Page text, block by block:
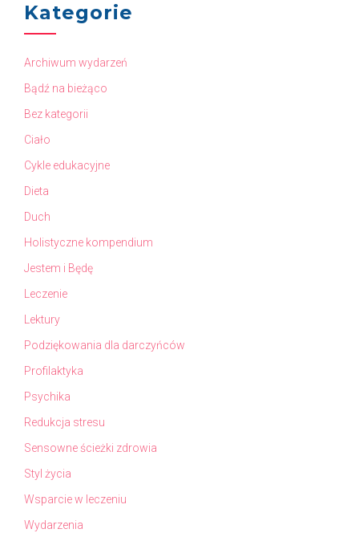
Kategorie
Archiwum wydarzeń
Bądź na bieżąco
Bez kategorii
Ciało
Cykle edukacyjne
Dieta
Duch
Holistyczne kompendium
Jestem i Będę
Leczenie
Lektury
Podziękowania dla darczyńców
Profilaktyka
Psychika
Redukcja stresu
Sensowne ścieżki zdrowia
Styl życia
Wsparcie w leczeniu
Wydarzenia